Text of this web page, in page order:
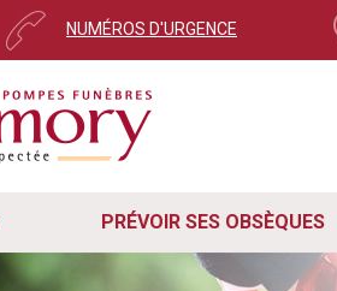
NUMÉROS D'URGENCE
PRÉVOIR SES OBSÈQUES
Pour envoyer votre message,
Cher utilisateur,
Ce message s’affiche automatiquement si la
rapidement, veuillez suivre ces trois étapes
cas, veuillez mettre à jour votre
Rafraîchissez simplement la page
le navigateur et revenir sur le site internet